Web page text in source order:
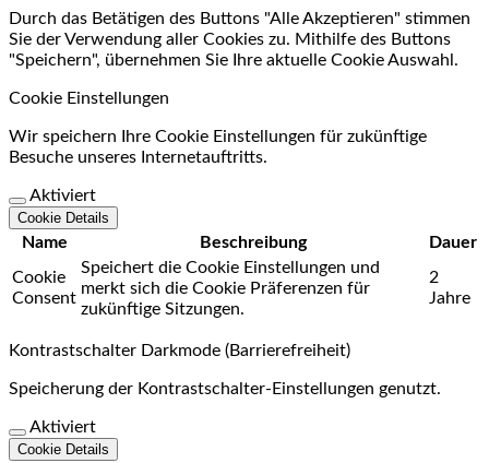
Durch das Betätigen des Buttons "Alle Akzeptieren" stimmen
Sie der Verwendung aller Cookies zu. Mithilfe des Buttons
"Speichern", übernehmen Sie Ihre aktuelle Cookie Auswahl.
Cookie Einstellungen
Wir speichern Ihre Cookie Einstellungen für zukünftige
Besuche unseres Internetauftritts.
Aktiviert
Cookie Details
Name Beschreibung
Dauer
Cookie
Consent
Speichert die Cookie Einstellungen und
merkt sich die Cookie Präferenzen für
zukünftige Sitzungen.
2
Jahre
Kontrastschalter Darkmode (Barrierefreiheit)
Speicherung der Kontrastschalter-Einstellungen genutzt.
Aktiviert
Cookie Details